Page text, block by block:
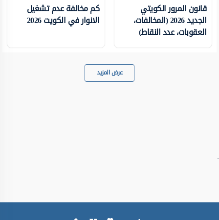
قانون المرور الكويتي
الجديد 2026 (المخالفات،
العقوبات، عدد النقاط)
كم مخالفة عدم تشغيل
الانوار في الكويت 2026
عرض المزيد
-